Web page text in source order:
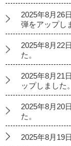
2025年8月26
弾をアップし
2025年8月22
た。
2025年8月21
ップしました。
2025年8月20
た。
2025年8月19